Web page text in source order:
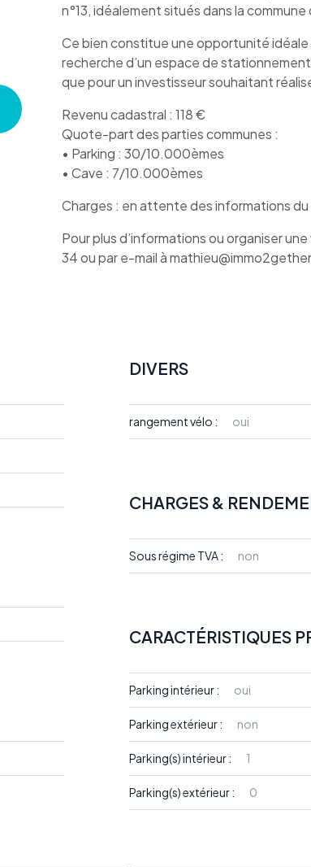
n°13, idéalement situés dans la commune
Ce bien constitue une opportunité
recherche d’un espace de
que pour un investisseur souhaitant
Revenu cadastral : 118 €
Quote-part des parties communes :
• Parking : 30/10.000èmes
• Cave : 7/10.000èmes
Charges : en attente des informations du
Pour plus d’informations ou organiser
34 ou par e-mail à
DIVERS
rangement vélo : oui
CHARGES &
Sous régime TVA : non
CARACTÉRISTIQUES
Parking intérieur : oui
Parking extérieur : non
Parking(s) intérieur : 1
Parking(s) extérieur : 0